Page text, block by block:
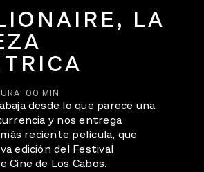
LA
00 MIN
desde lo que parece una
y nos entrega
reciente película, que
edición del Festival
Cine de Los Cabos.